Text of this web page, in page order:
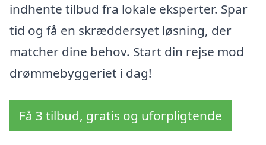
indhente tilbud fra lokale eksperter. Spar
tid og få en skræddersyet løsning, der
matcher dine behov. Start din rejse mod
drømmebyggeriet i dag!
Få 3 tilbud, gratis og uforpligtende